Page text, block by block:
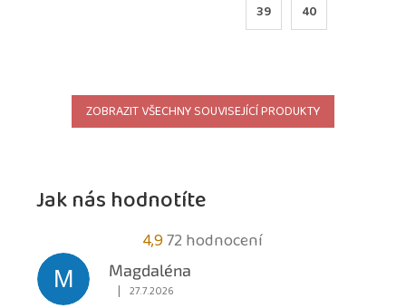
39 40
ZOBRAZIT VŠECHNY SOUVISEJÍCÍ PRODUKTY
Jak nás hodnotíte
4,9Průměrné
hodnocení
obchodu
72 hodnocení
M
Magdaléna
Hodnocení obchodu je 5 z 5 hvězdiček.
| 27.7.2026